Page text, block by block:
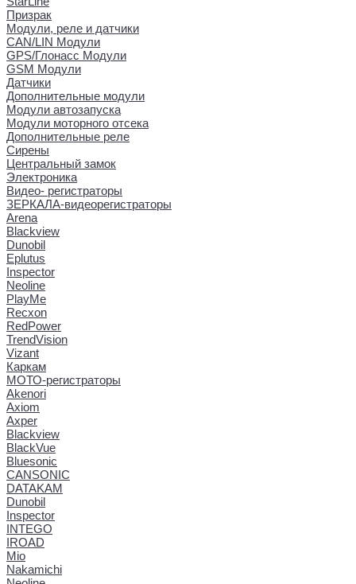
Призрак
Модули, реле и датчики
CAN/LIN Модули
GPS/Глонасс Модули
GSM Модули
Датчики
Дополнительные модули
Модули автозапуска
Модули моторного отсека
Дополнительные реле
Сирены
Центральный замок
Электроника
Видео- регистраторы
ЗЕРКАЛА-видеорегистраторы
Arena
Blackview
Dunobil
Eplutus
Inspector
Neoline
PlayMe
Recxon
RedPower
TrendVision
Vizant
Каркам
МОТО-регистраторы
Akenori
Axiom
Axper
Blackview
BlackVue
Bluesonic
CANSONIC
DATAKAM
Dunobil
Inspector
INTEGO
IROAD
Mio
Nakamichi